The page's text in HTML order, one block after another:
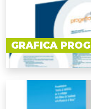
GRAFICA